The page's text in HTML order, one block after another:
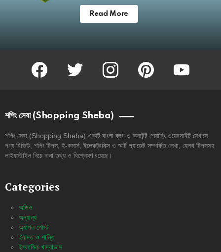
Read More
facebook twitter instagram pinterest youtube
শপিং সেবা (Shopping Sheba)
শপিং সেবা (Shopping Sheba) একটি বাংলা ব্লগ ও কনটেন্ট শেয়ারিং ওয়েবসাইট যেখানে
পণ্য রিভিউ, শপিং টিপস, ই-কমার্স, ইলেকট্রনিক্স ও স্মার্ট গ্যাজেট সম্পর্কিত লেখা, হেলথ টিপসসহ
লাইফস্টাইল নিয়ে নানা তথ্য ও বিশ্লেষণ রয়েছে।
Categories
অডিও
অন্যান্য
অ্যাপল পোস্ট
ইবাদত ও শান্তি
ইসলামিক খাদ্যাভাস